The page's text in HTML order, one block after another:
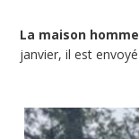
La maison
janvier, il est